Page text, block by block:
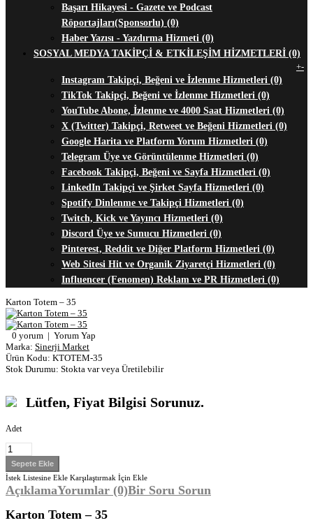
Başarı Hikayesi - Gazete ve Podcast
Röportajları(Sponsorlu) (0)
Haber Yazısı - Yazdırma Hizmeti (0)
SOSYAL MEDYA TAKİPÇİ & ETKİLEŞİM HİZMETLERİ (0)
+-
Instagram Takipçi, Beğeni ve İzlenme Hizmetleri (0)
TikTok Takipçi, Beğeni ve İzlenme Hizmetleri (0)
YouTube Abone, İzlenme ve 4000 Saat Hizmetleri (0)
X (Twitter) Takipçi, Retweet ve Beğeni Hizmetleri (0)
Google Harita ve Platform Yorum Hizmetleri (0)
Telegram Üye ve Görüntülenme Hizmetleri (0)
Facebook Takipçi, Beğeni ve Sayfa Hizmetleri (0)
LinkedIn Takipçi ve Şirket Sayfa Hizmetleri (0)
Spotify Dinlenme ve Takipçi Hizmetleri (0)
Twitch, Kick ve Yayıncı Hizmetleri (0)
Discord Üye ve Sunucu Hizmetleri (0)
Pinterest, Reddit ve Diğer Platform Hizmetleri (0)
Web Sitesi Hit ve Organik Ziyaretçi Hizmetleri (0)
Influencer (Fenomen) Reklam ve PR Hizmetleri (0)
Karton Totem – 35
0 yorum | Yorum Yap
Marka: Sinerji Market
Ürün Kodu: KTOTEM-35
Stok Durumu: Stokta var veya Üretilebilir
Lütfen, Fiyat Bilgisi Sorunuz.
Adet
İstek Listesine Ekle Karşılaştırmak İçin Ekle
AçıklamaYorumlar (0)Bir Soru Sorun
Karton Totem – 35